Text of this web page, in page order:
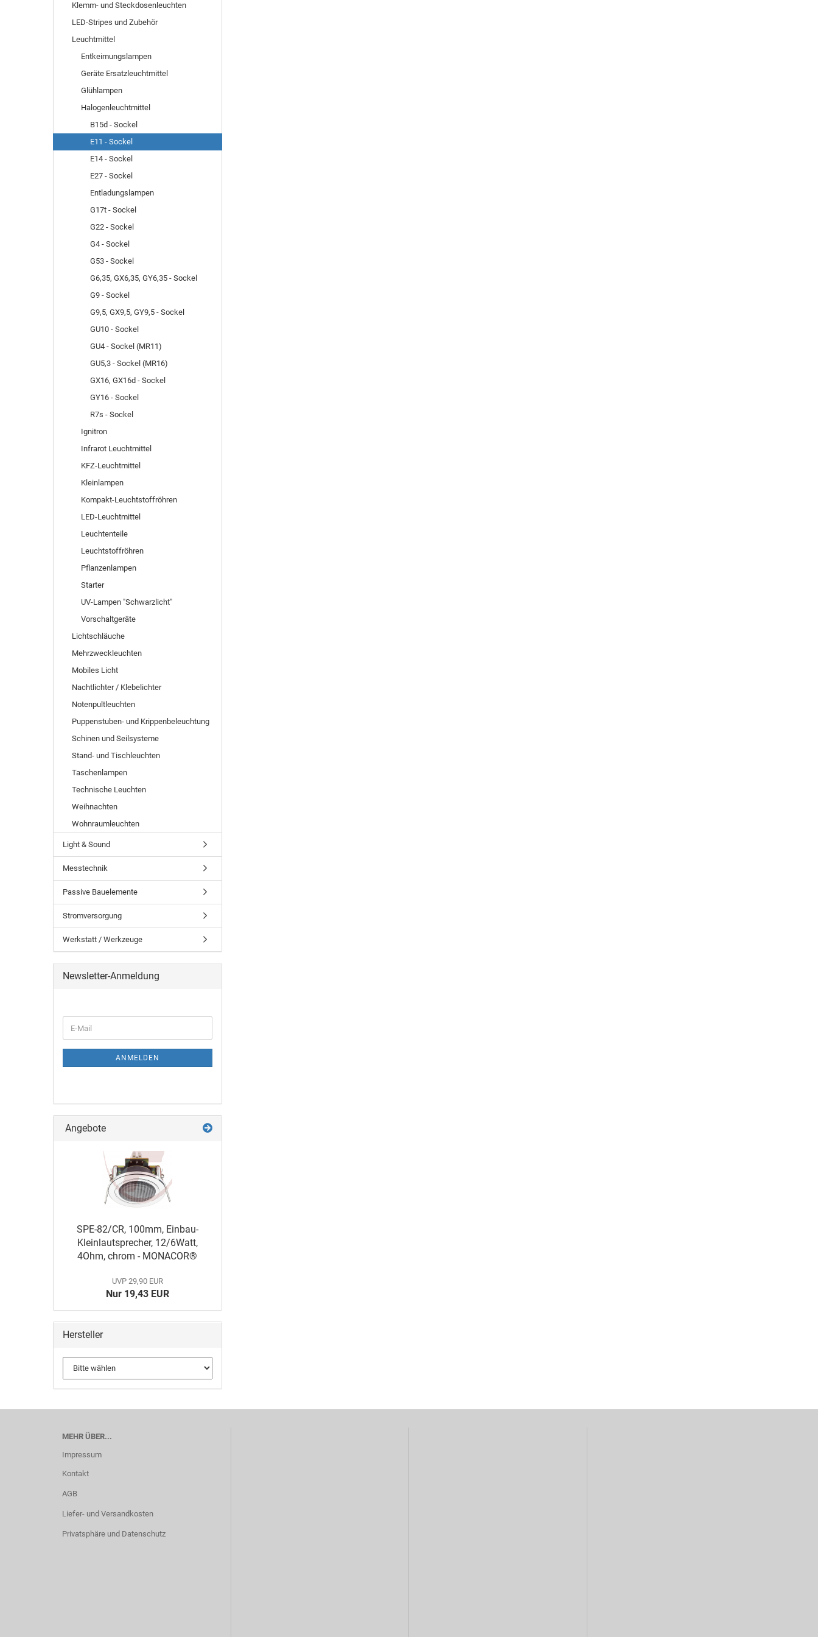
Klemm- und Steckdosenleuchten
LED-Stripes und Zubehör
Leuchtmittel
Entkeimungslampen
Geräte Ersatzleuchtmittel
Glühlampen
Halogenleuchtmittel
B15d - Sockel
E11 - Sockel
E14 - Sockel
E27 - Sockel
Entladungslampen
G17t - Sockel
G22 - Sockel
G4 - Sockel
G53 - Sockel
G6,35, GX6,35, GY6,35 - Sockel
G9 - Sockel
G9,5, GX9,5, GY9,5 - Sockel
GU10 - Sockel
GU4 - Sockel (MR11)
GU5,3 - Sockel (MR16)
GX16, GX16d - Sockel
GY16 - Sockel
R7s - Sockel
Ignitron
Infrarot Leuchtmittel
KFZ-Leuchtmittel
Kleinlampen
Kompakt-Leuchtstoffröhren
LED-Leuchtmittel
Leuchtenteile
Leuchtstoffröhren
Pflanzenlampen
Starter
UV-Lampen "Schwarzlicht"
Vorschaltgeräte
Lichtschläuche
Mehrzweckleuchten
Mobiles Licht
Nachtlichter / Klebelichter
Notenpultleuchten
Puppenstuben- und Krippenbeleuchtung
Schinen und Seilsysteme
Stand- und Tischleuchten
Taschenlampen
Technische Leuchten
Weihnachten
Wohnraumleuchten
Light & Sound
Messtechnik
Passive Bauelemente
Stromversorgung
Werkstatt / Werkzeuge
Newsletter-Anmeldung
ANMELDEN
Angebote
SPE-82/CR, 100mm, Einbau-
Kleinlautsprecher, 12/6Watt,
4Ohm, chrom - MONACOR®
UVP 29,90 EUR
Nur 19,43 EUR
Hersteller
MEHR ÜBER...
Impressum
Kontakt
AGB
Liefer- und Versandkosten
Privatsphäre und Datenschutz